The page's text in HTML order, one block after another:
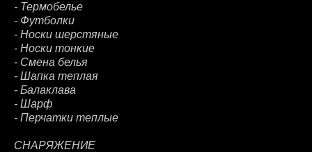
- Термобелье
- Футболки
- Носки шерстяные
- Носки тонкие
- Смена белья
- Шапка теплая
- Балаклава
- Шарф
- Перчатки теплые
СНАРЯЖЕНИЕ